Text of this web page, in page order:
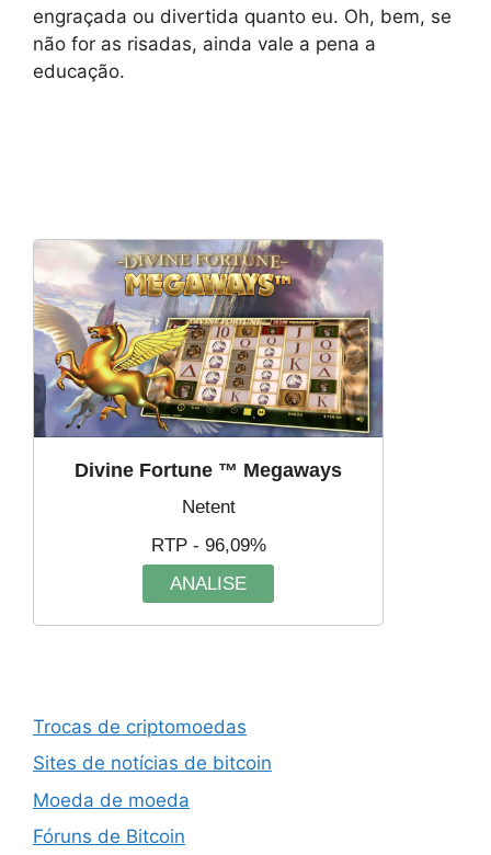
engraçada ou divertida quanto eu. Oh, bem, se
não for as risadas, ainda vale a pena a
educação.
Divine Fortune ™ Megaways
Netent
RTP - 96,09%
ANALISE
Trocas de criptomoedas
Sites de notícias de bitcoin
Moeda de moeda
Fóruns de Bitcoin